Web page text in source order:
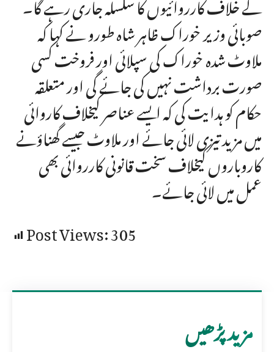
صوبائی وزیر خوراک ظاہر شاہ طورو نے کہا کہ
ملاوٹ شدہ خوراک کی سپلائی اور فروخت کسی
صورت برداشت نہیں کی جائے گی اور متعلقہ
حکام کو ہدایت کی کہ ایسے عناصر کیخلاف کاروائی
میں مزید تیزی لائی جائے اور ملاوٹ جیسے گھناؤنے
کاروباروں کیخلاف سخت قانونی کارروائی بھی
عمل میں لائی جائے۔
Post Views:305
مزید پڑھیں